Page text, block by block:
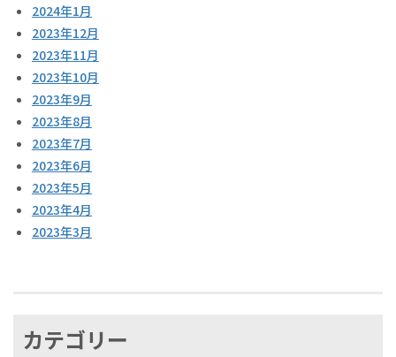
2024年1月
2023年12月
2023年11月
2023年10月
2023年9月
2023年8月
2023年7月
2023年6月
2023年5月
2023年4月
2023年3月
カテゴリー